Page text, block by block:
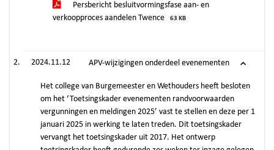
Persbericht besluitvormingsfase aan- en
verkoopproces aandelen Twence
63 KB
2024.11.12 APV-wijzigingen onderdeel evenementen
Het college van Burgemeester en Wethouders heeft besloten
om het ‘Toetsingskader evenementen randvoorwaarden
vergunningen en meldingen 2025’ vast te stellen en deze per 1
januari 2025 in werking te laten treden. Dit toetsingskader
vervangt het toetsingskader uit 2017. Het ontwerp